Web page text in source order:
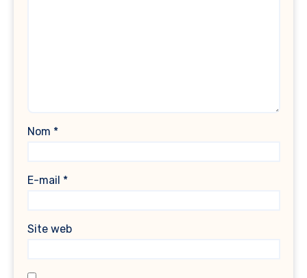
Nom *
E-mail *
Site web